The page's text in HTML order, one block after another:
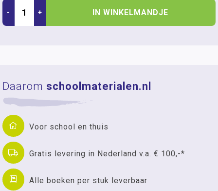
- + IN WINKELMANDJE
Daarom schoolmaterialen.nl
Voor school en thuis
Gratis levering in Nederland v.a. € 100,-*
Alle boeken per stuk leverbaar